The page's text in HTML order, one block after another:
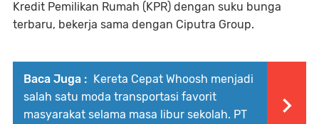
Kredit Pemilikan Rumah (KPR) dengan suku bunga
terbaru, bekerja sama dengan Ciputra Group.
Baca Juga : Kereta Cepat Whoosh menjadi
salah satu moda transportasi favorit
masyarakat selama masa libur sekolah. PT